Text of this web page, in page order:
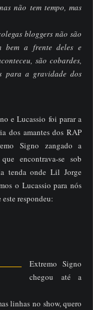
não tem tempo, mas
bloggers não são
bem a frente deles e
são cobardes,
para a gravidade dos
e Lucassio foi parar a
dos amantes dos RAP
Signo zangado a
encontrava-se sob
tenda onde Lil Jorge
o Lucassio para nós
respondeu:
Extremo Signo
chegou até a
linhas no show, quero